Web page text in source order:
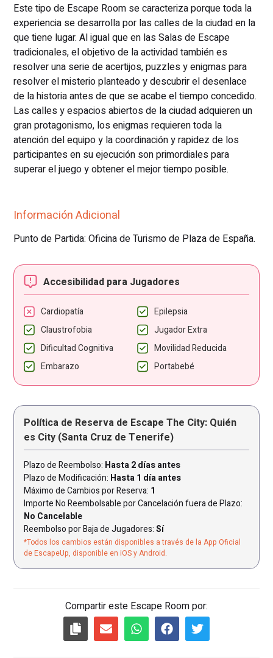
Este tipo de Escape Room se caracteriza porque toda la
experiencia se desarrolla por las calles de la ciudad en la
que tiene lugar. Al igual que en las Salas de Escape
tradicionales, el objetivo de la actividad también es
resolver una serie de acertijos, puzzles y enigmas para
resolver el misterio planteado y descubrir el desenlace
de la historia antes de que se acabe el tiempo concedido.
Las calles y espacios abiertos de la ciudad adquieren un
gran protagonismo, los enigmas requieren toda la
atención del equipo y la coordinación y rapidez de los
participantes en su ejecución son primordiales para
superar el juego y obtener el mejor tiempo posible.
Información Adicional
Punto de Partida: Oficina de Turismo de Plaza de España.
Accesibilidad para Jugadores
Cardiopatía
Epilepsia
Claustrofobia
Jugador Extra
Dificultad Cognitiva
Movilidad Reducida
Embarazo
Portabebé
Política de Reserva de Escape The City: Quién
es City (Santa Cruz de Tenerife)
Plazo de Reembolso: Hasta 2 días antes
Plazo de Modificación: Hasta 1 día antes
Máximo de Cambios por Reserva: 1
Importe No Reembolsable por Cancelación fuera de Plazo:
No Cancelable
Reembolso por Baja de Jugadores: Sí
*Todos los cambios están disponibles a través de la App Oficial
de EscapeUp, disponible en iOS y Android.
Compartir este Escape Room por: